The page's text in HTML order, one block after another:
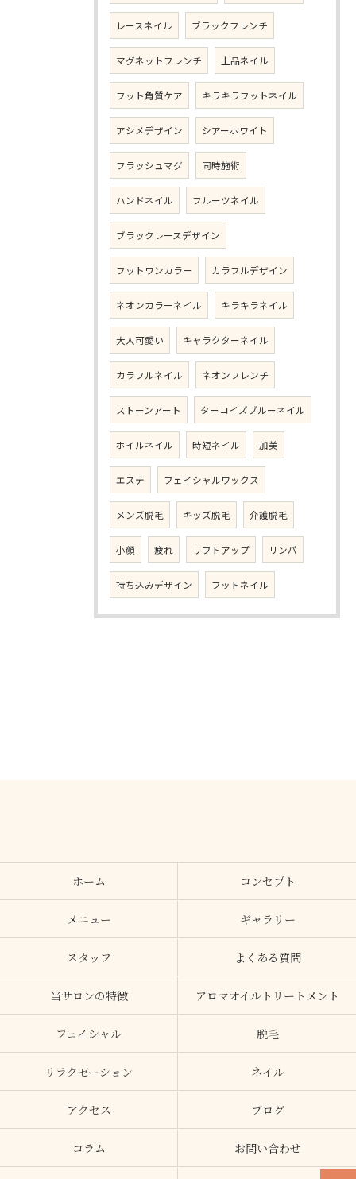
レースネイル ブラックフレンチ
マグネットフレンチ 上品ネイル
フット角質ケア キラキラフットネイル
アシメデザイン シアーホワイト
フラッシュマグ 同時施術
ハンドネイル フルーツネイル
ブラックレースデザイン
フットワンカラー カラフルデザイン
ネオンカラーネイル キラキラネイル
大人可愛い キャラクターネイル
カラフルネイル ネオンフレンチ
ストーンアート ターコイズブルーネイル
ホイルネイル 時短ネイル 加美
エステ フェイシャルワックス
メンズ脱毛 キッズ脱毛 介護脱毛
小顔 疲れ リフトアップ リンパ
持ち込みデザイン フットネイル
ホーム コンセプト
メニュー ギャラリー
スタッフ よくある質問
当サロンの特徴 アロマオイルトリートメント
フェイシャル 脱毛
リラクゼーション ネイル
アクセス ブログ
コラム お問い合わせ